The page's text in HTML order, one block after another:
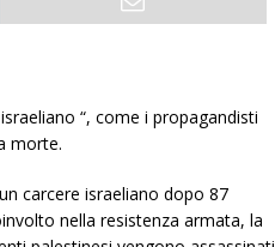
“, come i propagandisti
morte.
carcere israeliano dopo 87
nella resistenza armata, la